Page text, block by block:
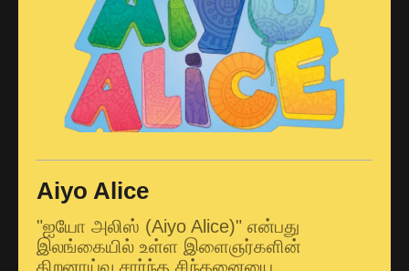
Aiyo Alice
"ஐயோ அலிஸ் (Aiyo Alice)" என்பது
இலங்கையில் உள்ள இளைஞர்களின்
திறனாய்வு சார்ந்த சிந்தனையை